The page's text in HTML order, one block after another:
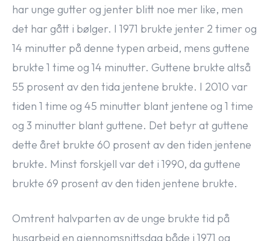
har unge gutter og jenter blitt noe mer like, men
det har gått i bølger. I 1971 brukte jenter 2 timer og
14 minutter på denne typen arbeid, mens guttene
brukte 1 time og 14 minutter. Guttene brukte altså
55 prosent av den tida jentene brukte. I 2010 var
tiden 1 time og 45 minutter blant jentene og 1 time
og 3 minutter blant guttene. Det betyr at guttene
dette året brukte 60 prosent av den tiden jentene
brukte. Minst forskjell var det i 1990, da guttene
brukte 69 prosent av den tiden jentene brukte.
Omtrent halvparten av de unge brukte tid på
husarbeid en gjennomsnittsdag både i 1971 og